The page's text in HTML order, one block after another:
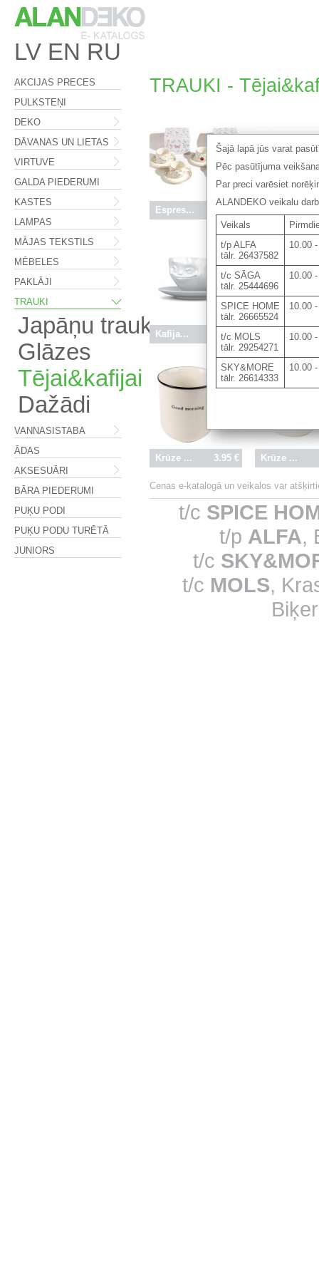
LV EN RU
TRAUKI -
Šajā lapā jūs varat
Pēc pasūtījuma
Par preci varēsiet
ALANDEKO veikalu
Veikals
t/p ALFA
tālr. 26437582
10.00
t/c SĀGA
tālr. 25444696
10.00
SPICE HOME
tālr. 26665524
10.00
t/c MOLS
tālr. 29254271
10.00
SKY&MORE
tālr. 26614333
10.00
Espres...
23.95 €
Kafija... Kafija...
3.95 €
Krūze ... Krūze ...
Cenas e-katalogā un veikalos var
AKCIJAS PRECES
PULKSTEŅI
DEKO
DĀVANAS UN LIETAS
VIRTUVE
GALDA PIEDERUMI
KASTES
LAMPAS
MĀJAS TEKSTILS
MĒBELES
PAKLĀJI
TRAUKI
Japāņu trauki
Glāzes
Tējai&kafijai
Dažādi
VANNASISTABA
ĀDAS
AKSESUĀRI
BĀRA PIEDERUMI
PUĶU PODI
PUĶU PODU TURĒTĀ
JUNIORS
t/c SPICE
t/p ALFA,
t/c
t/c MOLS,